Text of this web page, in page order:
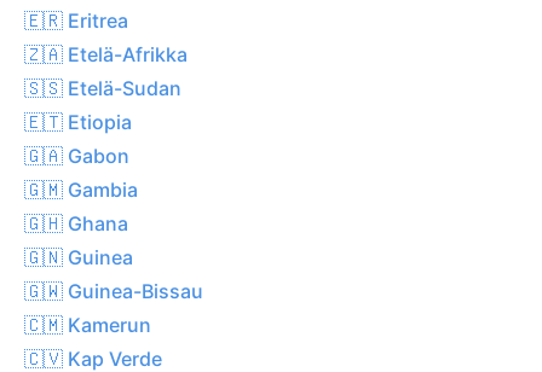
🇪🇷 Eritrea
🇿🇦 Etelä-Afrikka
🇸🇸 Etelä-Sudan
🇪🇹 Etiopia
🇬🇦 Gabon
🇬🇲 Gambia
🇬🇭 Ghana
🇬🇳 Guinea
🇬🇼 Guinea-Bissau
🇨🇲 Kamerun
🇨🇻 Kap Verde